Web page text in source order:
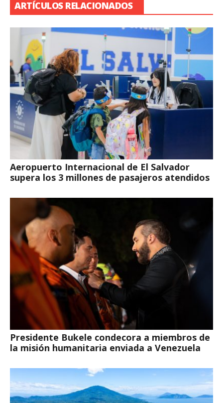
ARTÍCULOS RELACIONADOS
Aeropuerto Internacional de El Salvador
supera los 3 millones de pasajeros atendidos
Presidente Bukele condecora a miembros de
la misión humanitaria enviada a Venezuela